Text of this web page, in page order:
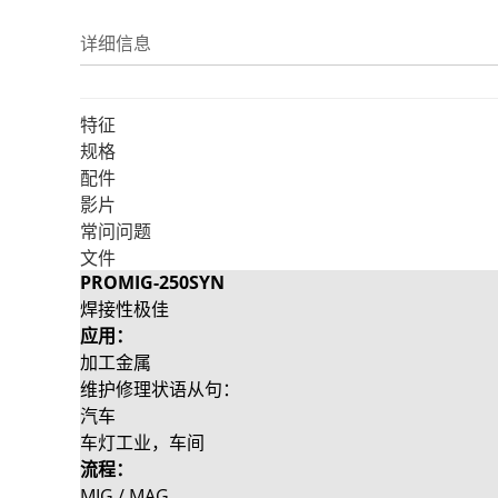
详细信息
特征
规格
配件
影片
常问问题
文件
PROMIG-250SYN
焊接性极佳
应用：
加工金属
维护修理状语从句：
汽车
车灯工业，车间
流程：